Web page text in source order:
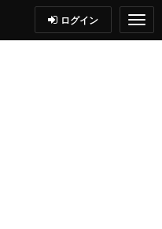
ログイン